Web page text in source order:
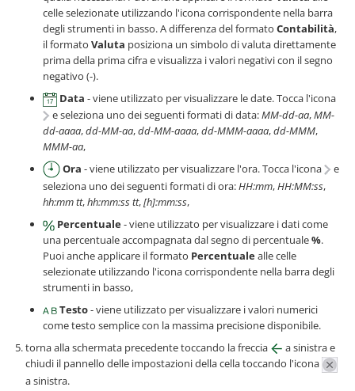
celle selezionate utilizzando l'icona corrispondente nella barra
degli strumenti in basso. A differenza del formato Contabilità,
il formato Valuta posiziona un simbolo di valuta direttamente
prima della prima cifra e visualizza i valori negativi con il segno
negativo (-).
Data - viene utilizzato per visualizzare le date. Tocca l'icona
e seleziona uno dei seguenti formati di data:MM-dd-aa,MM-
dd-aaaa,dd-MM-aa,dd-MM-aaaa,dd-MMM-aaaa,dd-MMM,
MMM-aa,
Ora - viene utilizzato per visualizzare l'ora. Tocca l'icona
e
seleziona uno dei seguenti formati di ora:HH:mm,HH:MM:ss,
hh:mm tt,hh:mm:ss tt,[h]:mm:ss,
Percentuale- viene utilizzato per visualizzare i dati come
una percentuale accompagnata dal segno di percentuale%.
Puoi anche applicare il formato Percentualealle celle
selezionate utilizzando l'icona corrispondente nella barra degli
strumenti in basso,
Testo- viene utilizzato per visualizzare i valori numerici
come testo semplice con la massima precisione disponibile.
torna alla schermata precedente toccando la freccia
a sinistra e
chiudi il pannello delle impostazioni della cella toccando l'icona
a sinistra.